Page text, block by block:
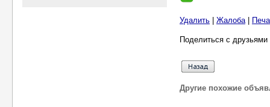
Удалить Жалоба|
Поделиться с
Другие похожие